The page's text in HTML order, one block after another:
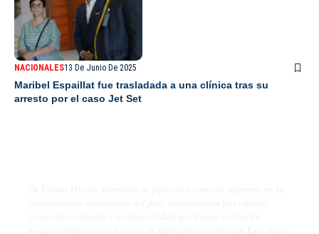
NACIONALES13 De Junio De 2025
Maribel Espaillat fue trasladada a una clínica tras su
arresto por el caso Jet Set